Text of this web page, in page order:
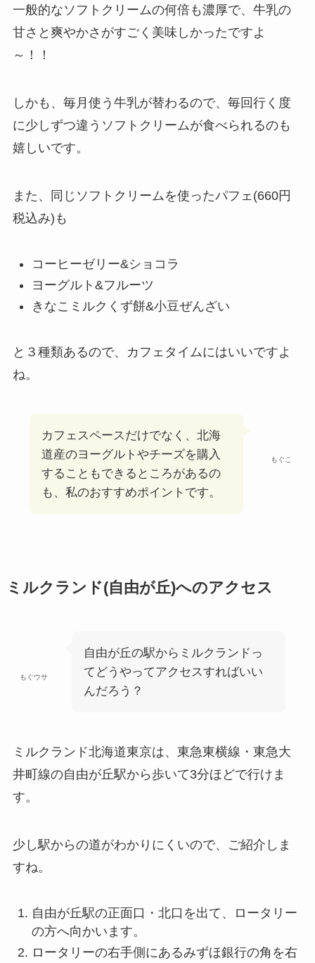
一般的なソフトクリームの何倍も濃厚で、牛乳の
甘さと爽やかさがすごく美味しかったですよ
～！！
しかも、毎月使う牛乳が替わるので、毎回行く度
に少しずつ違うソフトクリームが食べられるのも
嬉しいです。
また、同じソフトクリームを使ったパフェ(660円
税込み)も
コーヒーゼリー&ショコラ
ヨーグルト&フルーツ
きなこミルクくず餅&小豆ぜんざい
と３種類あるので、カフェタイムにはいいですよ
ね。
もぐこ
カフェスペースだけでなく、北海
道産のヨーグルトやチーズを購入
することもできるところがあるの
も、私のおすすめポイントです。
ミルクランド(自由が丘)へのアクセス
もぐウサ
自由が丘の駅からミルクランドっ
てどうやってアクセスすればいい
んだろう？
ミルクランド北海道東京は、東急東横線・東急大
井町線の自由が丘駅から歩いて3分ほどで行けま
す。
少し駅からの道がわかりにくいので、ご紹介しま
すね。
自由が丘駅の正面口・北口を出て、ロータリー
の方へ向かいます。
ロータリーの右手側にあるみずほ銀行の角を右